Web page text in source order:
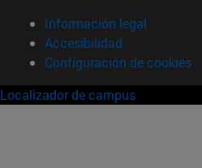
Información legal
Accesibilidad
Configuración de cookies
Localizador de campus